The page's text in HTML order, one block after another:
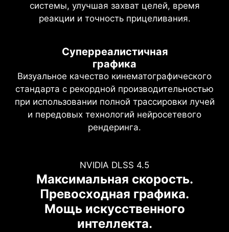
системы, улучшая захват целей, время
реакции и точность прицеливания.
Суперреалистичная
графика
Визуальное качество кинематографического
стандарта с рекордной производительностью
при использовании полной трассировки лучей
и передовых технологий нейросетевого
рендеринга.
NVIDIA DLSS 4.5
Максимальная скорость.
Превосходная графика.
Мощь искусственного
интеллекта.
NVIDIA:
Искусственный Интеллект.
Для Вас.
Обновите систему до передовых
Полная трассировка лучей
С нейронным рендерингом
Меняющий правила игры
Реализм